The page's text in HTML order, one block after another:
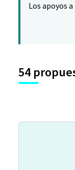
Los apoyos
54